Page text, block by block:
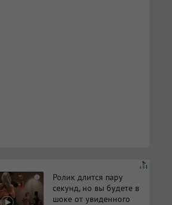
i
Ролик длится пару
секунд, но вы будете в
шоке от увиденного